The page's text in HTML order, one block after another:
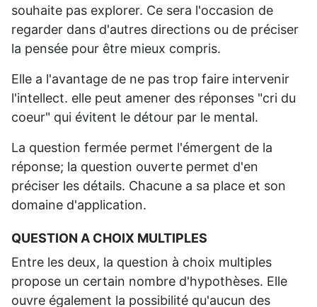
souhaite pas explorer. Ce sera l'occasion de
regarder dans d'autres directions ou de préciser
la pensée pour être mieux compris.
Elle a l'avantage de ne pas trop faire intervenir
l'intellect. elle peut amener des réponses "cri du
coeur" qui évitent le détour par le mental.
La question fermée permet l'émergent de la
réponse; la question ouverte permet d'en
préciser les détails. Chacune a sa place et son
domaine d'application.
QUESTION A CHOIX MULTIPLES
Entre les deux, la question à choix multiples
propose un certain nombre d'hypothèses. Elle
ouvre également la possibilité qu'aucun des